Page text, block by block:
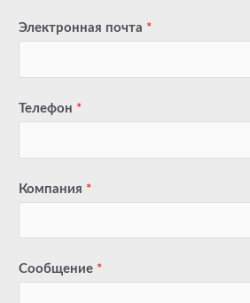
Электронная почта *
Телефон *
Компания *
Сообщение *